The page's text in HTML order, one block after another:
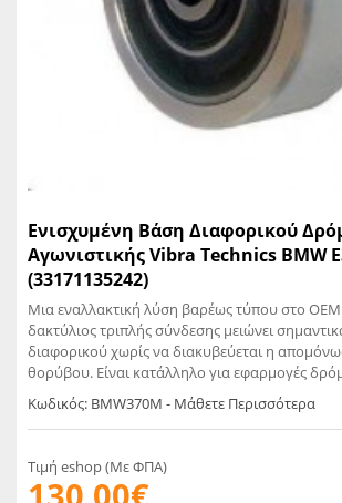
Ενισχυμένη Βάση Διαφορικού
Αγωνιστικής Vibra Technics BMW
(33171135242)
Μια εναλλακτική λύση βαρέως τύπου στο
δακτύλιος τριπλής σύνδεσης μειώνει
διαφορικού χωρίς να διακυβεύεται η
θορύβου. Είναι κατάλληλο για εφαρμογές
Κωδικός: BMW370M - Μάθετε Περισσότερα
Τιμή eshop (Με ΦΠΑ)
130,00€